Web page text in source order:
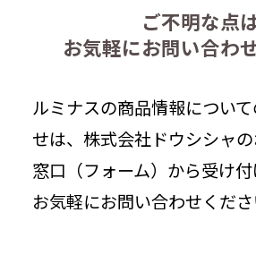
ご不明な点
お気軽にお問い合わ
ルミナスの商品情報につい
せは、株式会社ドウシシャ
窓口（フォーム）から受け付
お気軽にお問い合わせくださ